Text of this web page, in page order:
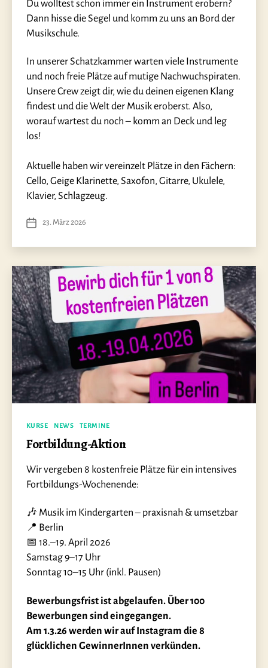
Du wolltest schon immer ein Instrument erobern?
Dann hisse die Segel und komm zu uns an Bord der
Musikschule.
In unserer Schatzkammer warten viele Instrumente
und noch freie Plätze auf mutige Nachwuchspiraten.
Unsere Crew zeigt dir, wie du deinen eigenen Klang
findest und die Welt der Musik eroberst. Also,
worauf wartest du noch – komm an Deck und leg
los!
Aktuelle haben wir vereinzelt Plätze in den Fächern:
Cello, Geige Klarinette, Saxofon, Gitarre, Ukulele,
Klavier, Schlagzeug.
Veröffentlichungsdatum
23. März 2026
Kategorien
KURSE NEWS TERMINE
Fortbildung-Aktion
Wir vergeben 8 kostenfreie Plätze für ein intensives
Fortbildungs-Wochenende:
🎶 Musik im Kindergarten – praxisnah & umsetzbar
📍 Berlin
📅 18.–19. April 2026
Samstag 9–17 Uhr
Sonntag 10–15 Uhr (inkl. Pausen)
Bewerbungsfrist ist abgelaufen. Über 100
Bewerbungen sind eingegangen.
Am 1.3.26 werden wir auf Instagram die 8
glücklichen GewinnerInnen verkünden.